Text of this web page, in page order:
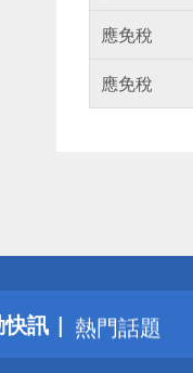
應免稅
應免稅
訊
詐騙網頁！
得獎公告
熱門話題
銀行優惠